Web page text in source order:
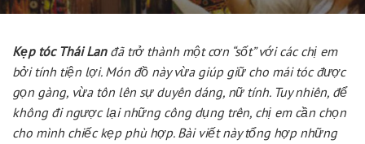
Kẹp tóc Thái Lanđã trở thành một cơn “sốt” với các chị em
bởi tính tiện lợi. Món đồ này vừa giúp giữ cho mái tóc được
gọn gàng, vừa tôn lên sự duyên dáng, nữ tính. Tuy nhiên, để
không đi ngược lại những công dụng trên, chị em cần chọn
cho mình chiếc kẹp phù hợp. Bài viết này tổng hợp những